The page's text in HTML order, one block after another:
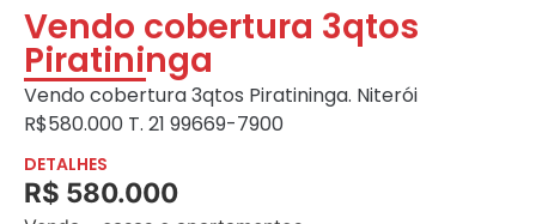
Vendo cobertura 3qtos
Piratininga
Vendo cobertura 3qtos Piratininga. Niterói
R$580.000 T. 21 99669-7900
DETALHES
R$ 580.000